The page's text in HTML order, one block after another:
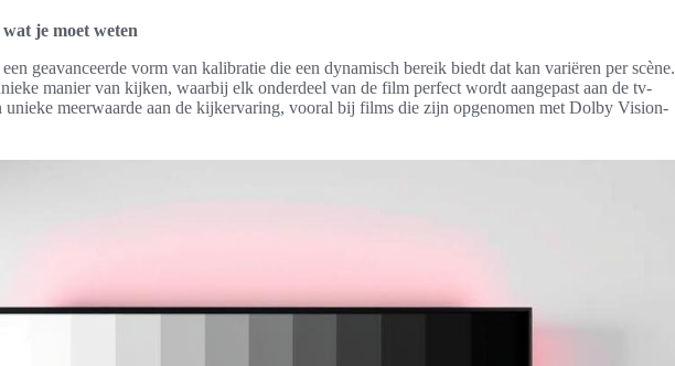
je moet weten
geavanceerde vorm van kalibratie die een dynamisch bereik biedt dat kan variëren per scène.
manier van kijken, waarbij elk onderdeel van de film perfect wordt aangepast aan de tv-
unieke meerwaarde aan de kijkervaring, vooral bij films die zijn opgenomen met Dolby Vision-